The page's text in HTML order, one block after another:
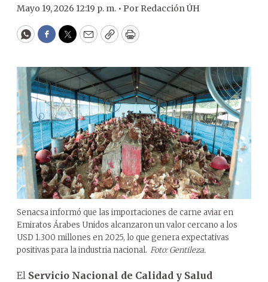
Mayo 19, 2026 12:19 p. m. • Por Redacción ÚH
WhatsApp
Facebook
Twitter
EmailCopyPrint
Senacsa informó que las importaciones de carne aviar en
Emiratos Árabes Unidos alcanzaron un valor cercano a los
USD 1.300 millones en 2025, lo que genera expectativas
positivas para la industria nacional. Foto: Gentileza.
El Servicio Nacional de Calidad y Salud